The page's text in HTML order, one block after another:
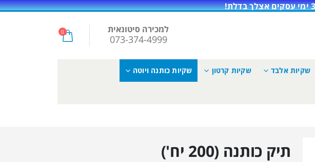
למכירה סיטונאית
073-374-4999
0
שקיות אלבד שקיות קרטון שקיות כותנה ויוטה
תיק כותנה (200 יח')